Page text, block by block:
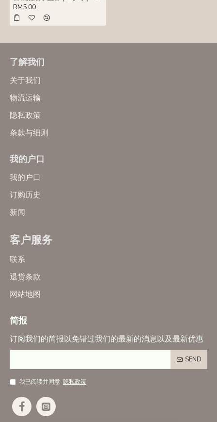
RM5.00
了解我们
关于我们
物流运输
隐私政策
条款与细则
我的户口
我的户口
订购历史
新闻
客户服务
联系
退货条款
网站地图
简报
订阅我们的简报以免错过我们的最新的消息以及最新优惠
SEND
我已阅读并同意 隐私政策